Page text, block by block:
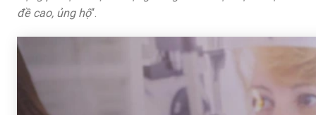
đề cao, ủng hộ“.